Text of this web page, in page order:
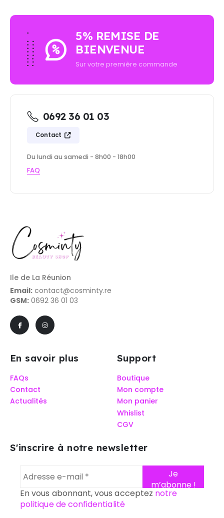
5% REMISE DE
BIENVENUE
Sur votre première commande
0692 36 01 03
Contact
Du lundi au samedi - 8h00 - 18h00
FAQ
Ile de La Réunion
Email: contact@cosminty.re
GSM: 0692 36 01 03
En savoir plus
FAQs
Contact
Actualités
Support
Boutique
Mon compte
Mon panier
Whislist
CGV
S'inscrire à notre newsletter
En vous abonnant, vous acceptez notre
politique de confidentialité